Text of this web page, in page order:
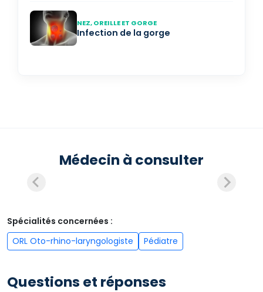
NEZ, OREILLE ET GORGE
Infection de la gorge
Médecin à consulter
Spécialités concernées :
ORL Oto-rhino-laryngologiste
Pédiatre
Questions et réponses